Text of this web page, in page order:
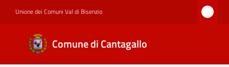
Unione dei Comuni Val di Bisenzio
Comune di Cantagallo
Comune di
Cantagallo